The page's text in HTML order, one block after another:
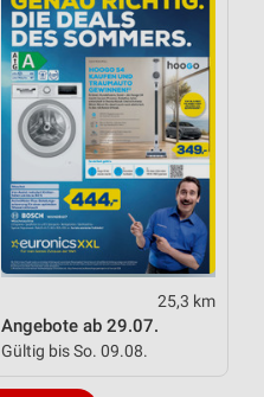
25,3 km
Angebote ab 29.07.
Gültig bis So. 09.08.